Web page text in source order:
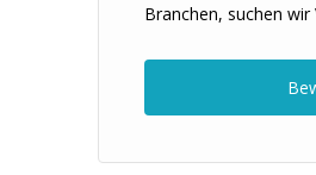
Branchen, suchen wir